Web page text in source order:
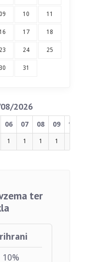
10 11
16 17 18
23 24 25
30 31
2026
06 07 08 09 10
1 1 1 1
ter
10%